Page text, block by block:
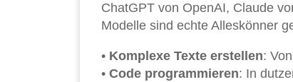
ChatGPT von OpenAI, Claude
Modelle sind echte Alleskönner
• Komplexe Texte erstellen:
• Code programmieren: In